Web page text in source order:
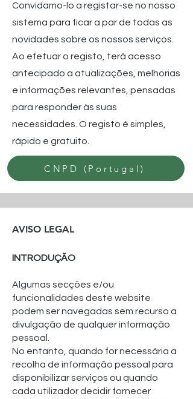
Convidamo-lo a registar-se no nosso
sistema para ficar a par de todas as
novidades sobre os nossos serviços.
Ao efetuar o registo, terá acesso
antecipado a atualizações, melhorias
e informações relevantes, pensadas
para responder às suas
necessidades. O registo é simples,
rápido e gratuito.
CNPD (Portugal)
AVISO LEGAL
INTRODUÇÃO
Algumas secções e/ou
funcionalidades deste website
podem ser navegadas sem recurso a
divulgação de qualquer informação
pessoal.
No entanto, quando for necessária a
recolha de informação pessoal para
disponibilizar serviços ou quando
cada utilizador decidir fornecer